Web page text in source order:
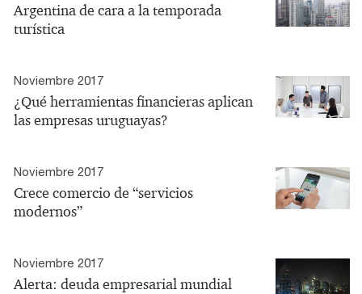
Argentina de cara a la temporada
turística
Noviembre 2017
¿Qué herramientas financieras aplican
las empresas uruguayas?
Noviembre 2017
Crece comercio de “servicios
modernos”
Noviembre 2017
Alerta: deuda empresarial mundial